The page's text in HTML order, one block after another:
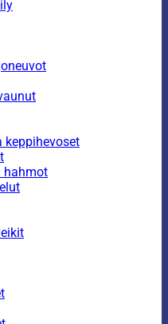
keppihevoset
hahmot